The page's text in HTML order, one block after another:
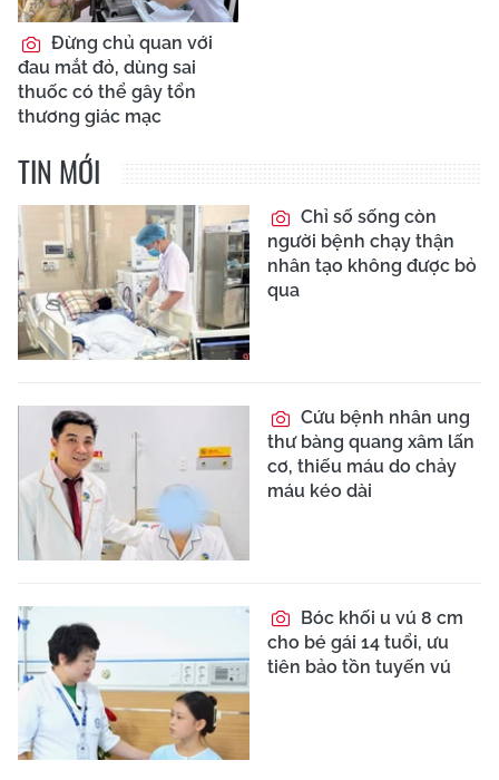
Đừng chủ quan với
đau mắt đỏ, dùng sai
thuốc có thể gây tổn
thương giác mạc
TIN MỚI
Chỉ số sống còn
người bệnh chạy thận
nhân tạo không được bỏ
qua
Cứu bệnh nhân ung
thư bàng quang xâm lấn
cơ, thiếu máu do chảy
máu kéo dài
Bóc khối u vú 8 cm
cho bé gái 14 tuổi, ưu
tiên bảo tồn tuyến vú